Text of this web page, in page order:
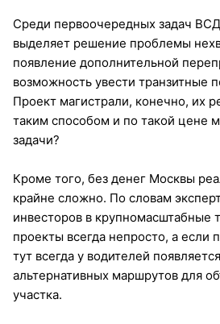
Среди первоочередных задач
выделяет решение проблемы
появление дополнительной
возможность увести транзитные
Проект магистрали, конечно, их
таким способом и по такой цене
задачи?
Кроме того, без денег Москвы
крайне сложно. По словам
инвесторов в крупномасштабные
проекты всегда непросто, а если
тут всегда у водителей
альтернативных маршрутов для
участка.